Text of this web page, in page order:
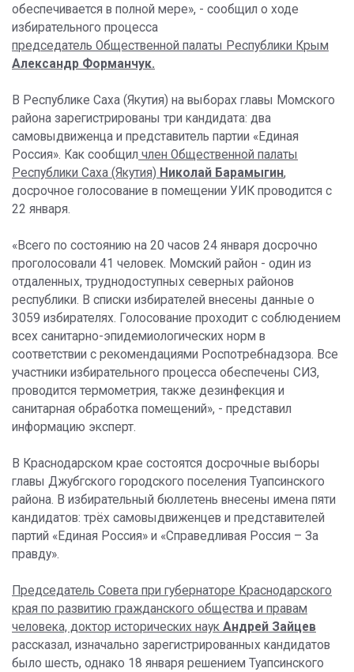
обеспечивается в полной мере», - сообщил о ходе
избирательного процесса
председатель Общественной палаты Республики Крым
Александр Форманчук.
В Республике Саха (Якутия) на выборах главы Момского
района зарегистрированы три кандидата: два
самовыдвиженца и представитель партии «Единая
Россия». Как сообщил член Общественной палаты
Республики Саха (Якутия) Николай Барамыгин,
досрочное голосование в помещении УИК проводится с
22 января.
«Всего по состоянию на 20 часов 24 января досрочно
проголосовали 41 человек. Момский район - один из
отдаленных, труднодоступных северных районов
республики. В списки избирателей внесены данные о
3059 избирателях. Голосование проходит с соблюдением
всех санитарно-эпидемиологических норм в
соответствии с рекомендациями Роспотребнадзора. Все
участники избирательного процесса обеспечены СИЗ,
проводится термометрия, также дезинфекция и
санитарная обработка помещений», - представил
информацию эксперт.
В Краснодарском крае состоятся досрочные выборы
главы Джубгского городского поселения Туапсинского
района. В избирательный бюллетень внесены имена пяти
кандидатов: трёх самовыдвиженцев и представителей
партий «Единая Россия» и «Справедливая Россия – За
правду».
Председатель Совета при губернаторе Краснодарского
края по развитию гражданского общества и правам
человека, доктор исторических наук Андрей Зайцев
рассказал, изначально зарегистрированных кандидатов
было шесть, однако 18 января решением Туапсинского